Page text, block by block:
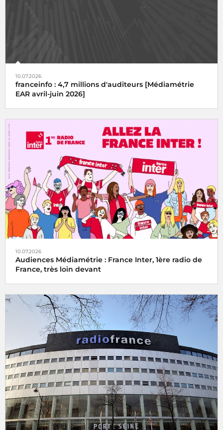
10.07.2026
franceinfo : 4,7 millions d'auditeurs [Médiamétrie
EAR avril-juin 2026]
10.07.2026
Audiences Médiamétrie : France Inter, 1ère radio de
France, très loin devant